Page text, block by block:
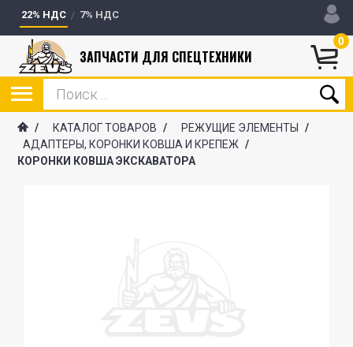
22% НДС 7% НДС
0
ЗАПЧАСТИ ДЛЯ СПЕЦТЕХНИКИ
/ КАТАЛОГ ТОВАРОВ / РЕЖУЩИЕ ЭЛЕМЕНТЫ
/
АДАПТЕРЫ, КОРОНКИ КОВША И КРЕПЕЖ /
КОРОНКИ КОВША ЭКСКАВАТОРА